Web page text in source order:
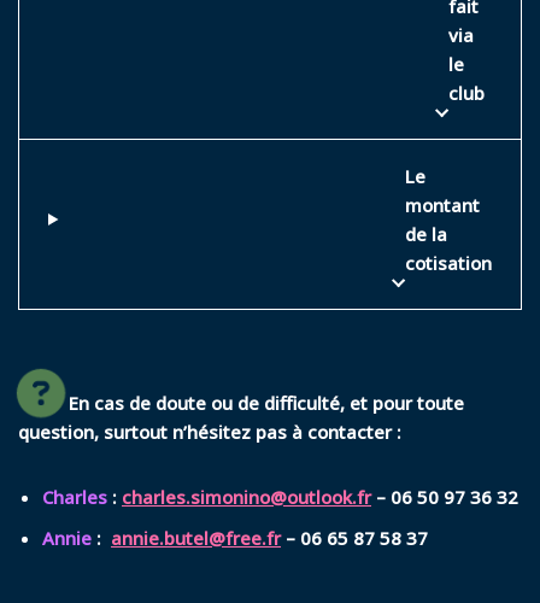
fait
via
le
club
Le
montant
de la
cotisation
En cas de doute ou de difficulté, et pour toute
question, surtout n’hésitez pas à contacter :
Charles : charles.simonino@outlook.fr– 06 50 97 36 32
Annie : annie.butel@free.fr– 06 65 87 58 37